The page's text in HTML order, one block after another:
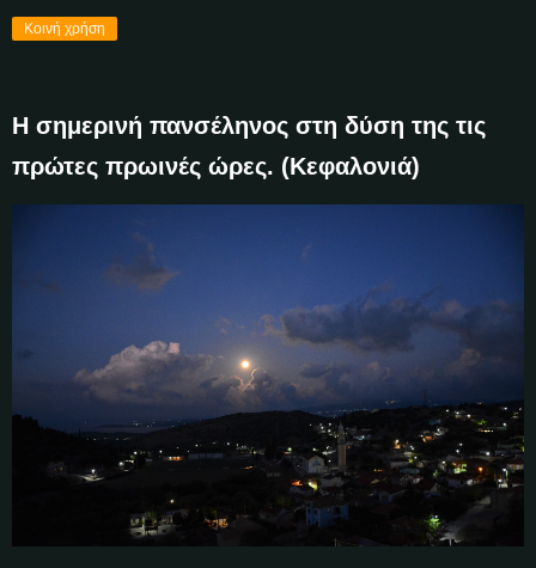
Κοινή χρήση
Η σημερινή πανσέληνος στη δύση της τις
πρώτες πρωινές ώρες. (Κεφαλονιά)